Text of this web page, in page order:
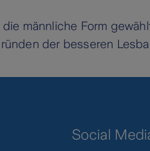
männliche Form
der besseren
Social